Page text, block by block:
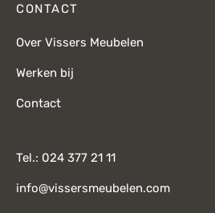
CONTACT
Over Vissers Meubelen
Werken bij
Contact
Tel.: 024 377 21 11
info@vissersmeubelen.com